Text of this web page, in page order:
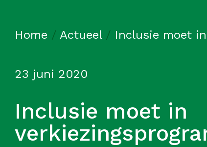
Home / Actueel/ Inclusie moet in
Inclusie moet in
23 juni 2020